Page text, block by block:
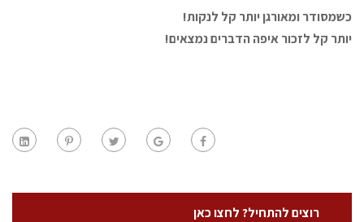
כשמסודר ומאורגן יותר קל לנקות!
יותר קל לזכור איפה הדברים נמצאים!
רוצים להתחיל? לחצו כאן